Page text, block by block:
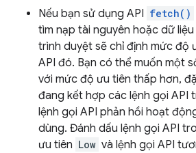
Nếu bạn sử dụng API fetch()
tìm nạp tài nguyên hoặc dữ
trình duyệt sẽ chỉ định mức độ
API đó. Bạn có thể muốn một
với mức độ ưu tiên thấp hơn,
đang kết hợp các lệnh gọi API
lệnh gọi API phản hồi hoạt
dùng. Đánh dấu lệnh gọi API
ưu tiên Low và lệnh gọi API